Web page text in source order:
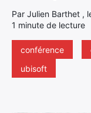
Par Julien Barthet ,
1 minute de lecture
conférence
ubisoft